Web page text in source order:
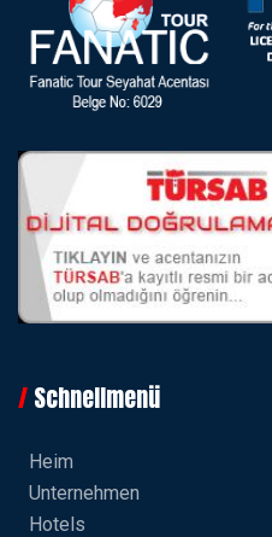
Schnellmenü
Heim
Unternehmen
Hotels